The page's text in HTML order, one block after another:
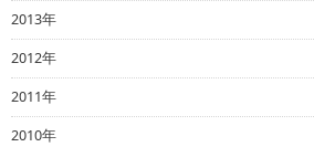
2013年
2012年
2011年
2010年